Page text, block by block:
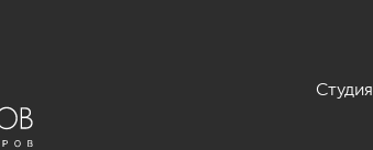
Студия